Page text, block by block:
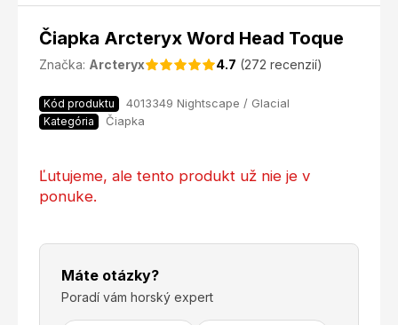
Čiapka Arcteryx Word Head Toque
Značka: Arcteryx 4.7 (272 recenzií)
Kód produktu 4013349 Nightscape / Glacial
Kategória Čiapka
Ľutujeme, ale tento produkt už nie je v
ponuke.
Máte otázky?
Poradí vám horský expert